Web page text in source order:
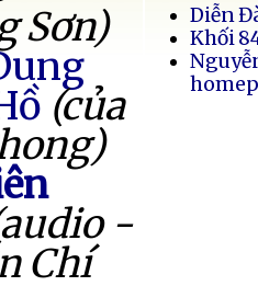
Sơn)
(của
-
Chí
Diễn
Khối